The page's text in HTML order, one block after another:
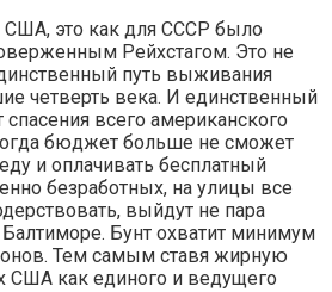
США, это как для СССР было
Рейхстагом. Это не
путь выживания
четверть века. И единственный
всего американского
бюджет больше не сможет
и оплачивать бесплатный
безработных, на улицы все
выйдут не пара
Бунт охватит минимум
Тем самым ставя жирную
США как единого и ведущего